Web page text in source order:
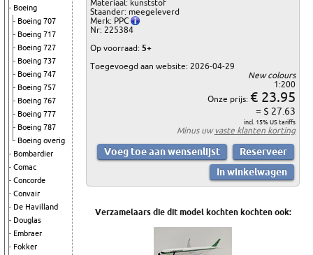
Boeing
Boeing 707
Boeing 717
Boeing 727
Boeing 737
Boeing 747
Boeing 757
Boeing 767
Boeing 777
Boeing 787
Boeing overig
Bombardier
Comac
Concorde
Convair
De Havilland
Douglas
Embraer
Fokker
Materiaal: kunststof
Staander: meegeleverd
Merk: PPC
Nr: 225384
Op voorraad:5+
Toegevoegd aan website: 2026-04-29
New colours
1:200
Onze prijs: € 23.95
= $ 27.63
incl. 15% US tariffs
Minus uwvaste klanten korting
Verzamelaars die dit model kochten kochten ook: